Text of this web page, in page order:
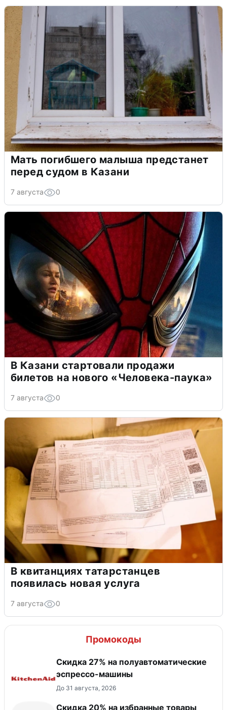
Мать погибшего малыша предстанет
перед судом в Казани
7 августа 0
В Казани стартовали продажи
билетов на нового «Человека-паука»
7 августа 0
В квитанциях татарстанцев
появилась новая услуга
7 августа 0
Промокоды
Скидка 27% на полуавтоматические
эспрессо-машины
До 31 августа, 2026
Скидка 20% на избранные товары